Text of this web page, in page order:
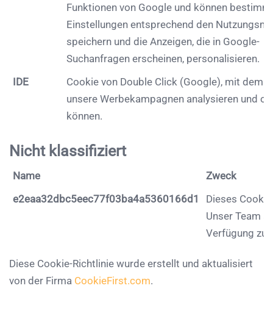
Funktionen von Google und können
Einstellungen entsprechend den
speichern und die Anzeigen, die in Google-
Suchanfragen erscheinen, personalisieren.
IDE
Cookie von Double Click (Google), mit dem
unsere Werbekampagnen analysieren und
können.
Nicht klassifiziert
Name
Zweck
e2eaa32dbc5eec77f03ba4a5360166d1
Dieses
Unser Team
Verfügung zu
Diese Cookie-Richtlinie wurde erstellt und aktualisiert
von der Firma CookieFirst.com.